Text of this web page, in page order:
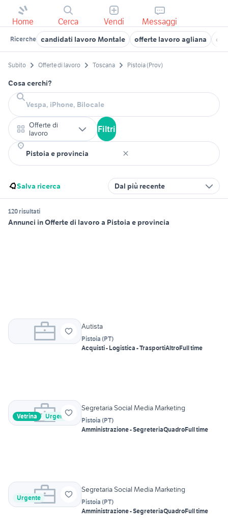
Home Cerca Vendi Messaggi
Ricerche candidati lavoro Montale offerte lavoro agliana
Subito Offerte di lavoro Toscana Pistoia (Prov)
Cosa cerchi?
Offerte di
lavoro
Filtri
Salva ricerca Dal più recente
120 risultati
Annunci in Offerte di lavoro a Pistoia e provincia
Autista
Pistoia (PT)
Acquisti - Logistica - TrasportiAltroFull time
Vetrina Urgente
Segretaria Social Media Marketing
Pistoia (PT)
Amministrazione - SegreteriaQuadroFull time
Urgente
Segretaria Social Media Marketing
Pistoia (PT)
Amministrazione - SegreteriaQuadroFull time